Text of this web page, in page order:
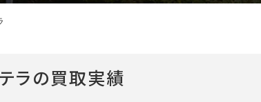
ロード
の買取実績